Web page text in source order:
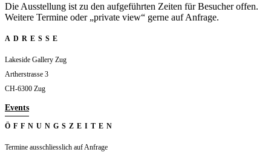
Die Ausstellung ist zu den aufgeführten Zeiten für Besucher offen.
Weitere Termine oder „private view“ gerne auf Anfrage.
ADRESSE
Lakeside Gallery Zug
Artherstrasse 3
CH-6300 Zug
Events
ÖFFNUNGSZEITEN
Termine ausschliesslich auf Anfrage